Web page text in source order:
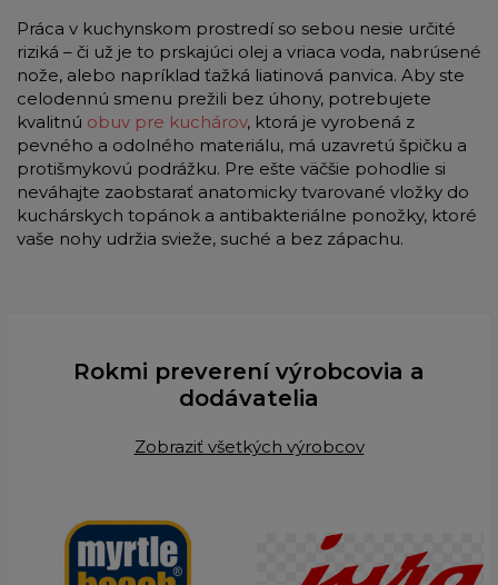
Práca v kuchynskom prostredí so sebou nesie určité
riziká – či už je to prskajúci olej a vriaca voda, nabrúsené
nože, alebo napríklad ťažká liatinová panvica. Aby ste
celodennú smenu prežili bez úhony, potrebujete
kvalitnú obuv pre kuchárov, ktorá je vyrobená z
pevného a odolného materiálu, má uzavretú špičku a
protišmykovú podrážku. Pre ešte väčšie pohodlie si
neváhajte zaobstarať anatomicky tvarované vložky do
kuchárskych topánok a antibakteriálne ponožky, ktoré
vaše nohy udržia svieže, suché a bez zápachu.
Rokmi preverení výrobcovia a
dodávatelia
Zobraziť všetkých výrobcov